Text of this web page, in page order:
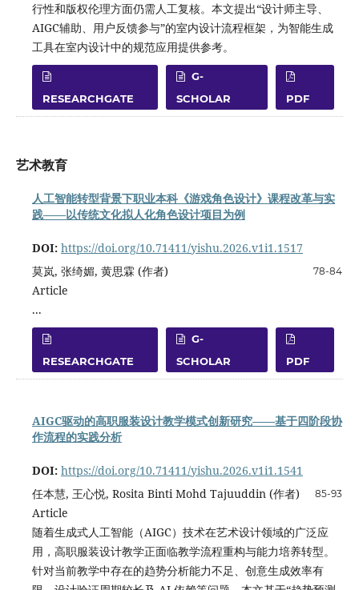
行性和版权伦理方面仍需人工复核。本文提出“设计师主导、
AIGC辅助、用户反馈参与”的室内设计流程框架，为智能生成
工具在室内设计中的规范应用提供参考。
RESEARCHGATE
G-
SCHOLAR
PDF
艺术教育
人工智能转型背景下职业本科《游戏角色设计》课程改革与实
践——以传统文化拟人化角色设计项目为例
DOI: https://doi.org/10.71411/yishu.2026.v1i1.1517
78-84
莫岚, 张绮媚, 黄思霖 (作者)
Article
...
RESEARCHGATE
G-
SCHOLAR
PDF
AIGC驱动的高职服装设计教学模式创新研究——基于四阶段协
作流程的实践分析
DOI: https://doi.org/10.71411/yishu.2026.v1i1.1541
85-93
任本慧, 王心悦, Rosita Binti Mohd Tajuuddin (作者)
Article
随着生成式人工智能（AIGC）技术在艺术设计领域的广泛应
用，高职服装设计教学正面临教学流程重构与能力培养转型。
针对当前教学中存在的趋势分析能力不足、创意生成效率有